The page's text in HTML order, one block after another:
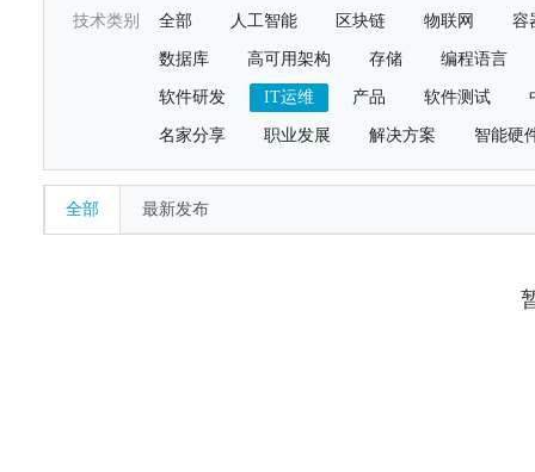
技术类别 全部 人工智能 区块链 物联网 容
数据库 高可用架构 存储 编程语言
软件研发 IT运维 产品 软件测试
名家分享 职业发展 解决方案 智能硬
全部 最新发布